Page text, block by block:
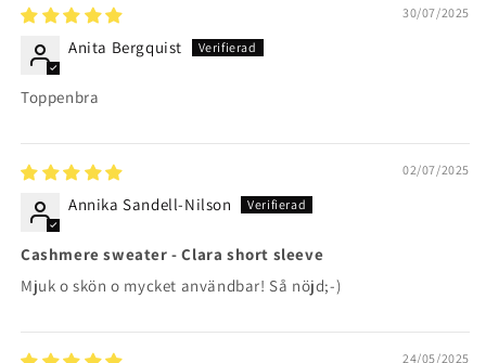
30/07/2025
Anita Bergquist
Toppenbra
02/07/2025
Annika Sandell-Nilson
Cashmere sweater - Clara short sleeve
Mjuk o skön o mycket användbar! Så nöjd;-)
24/05/2025